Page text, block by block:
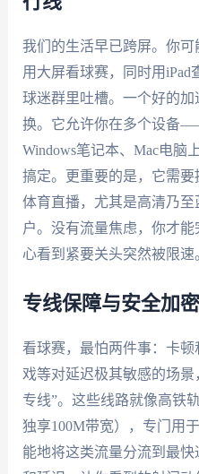
我们的生活早已跨屏。你可
用大屏看球赛，同时用
球迷群里吐槽。一个好的
换。它允许你在多个设备
Windows笔记本、Mac电脑
搞定。更重要的是，它需要
体育直播，尤其是高清乃
户。没有流量焦虑，你才
心看到紧要关头突然被限速
专线保障与安全加
看球赛，最怕两件事：卡
戏等对延迟极其敏感的场
专线”。这些线路就像高铁
独享100M带宽），专门用
能地将这类流量分流到最